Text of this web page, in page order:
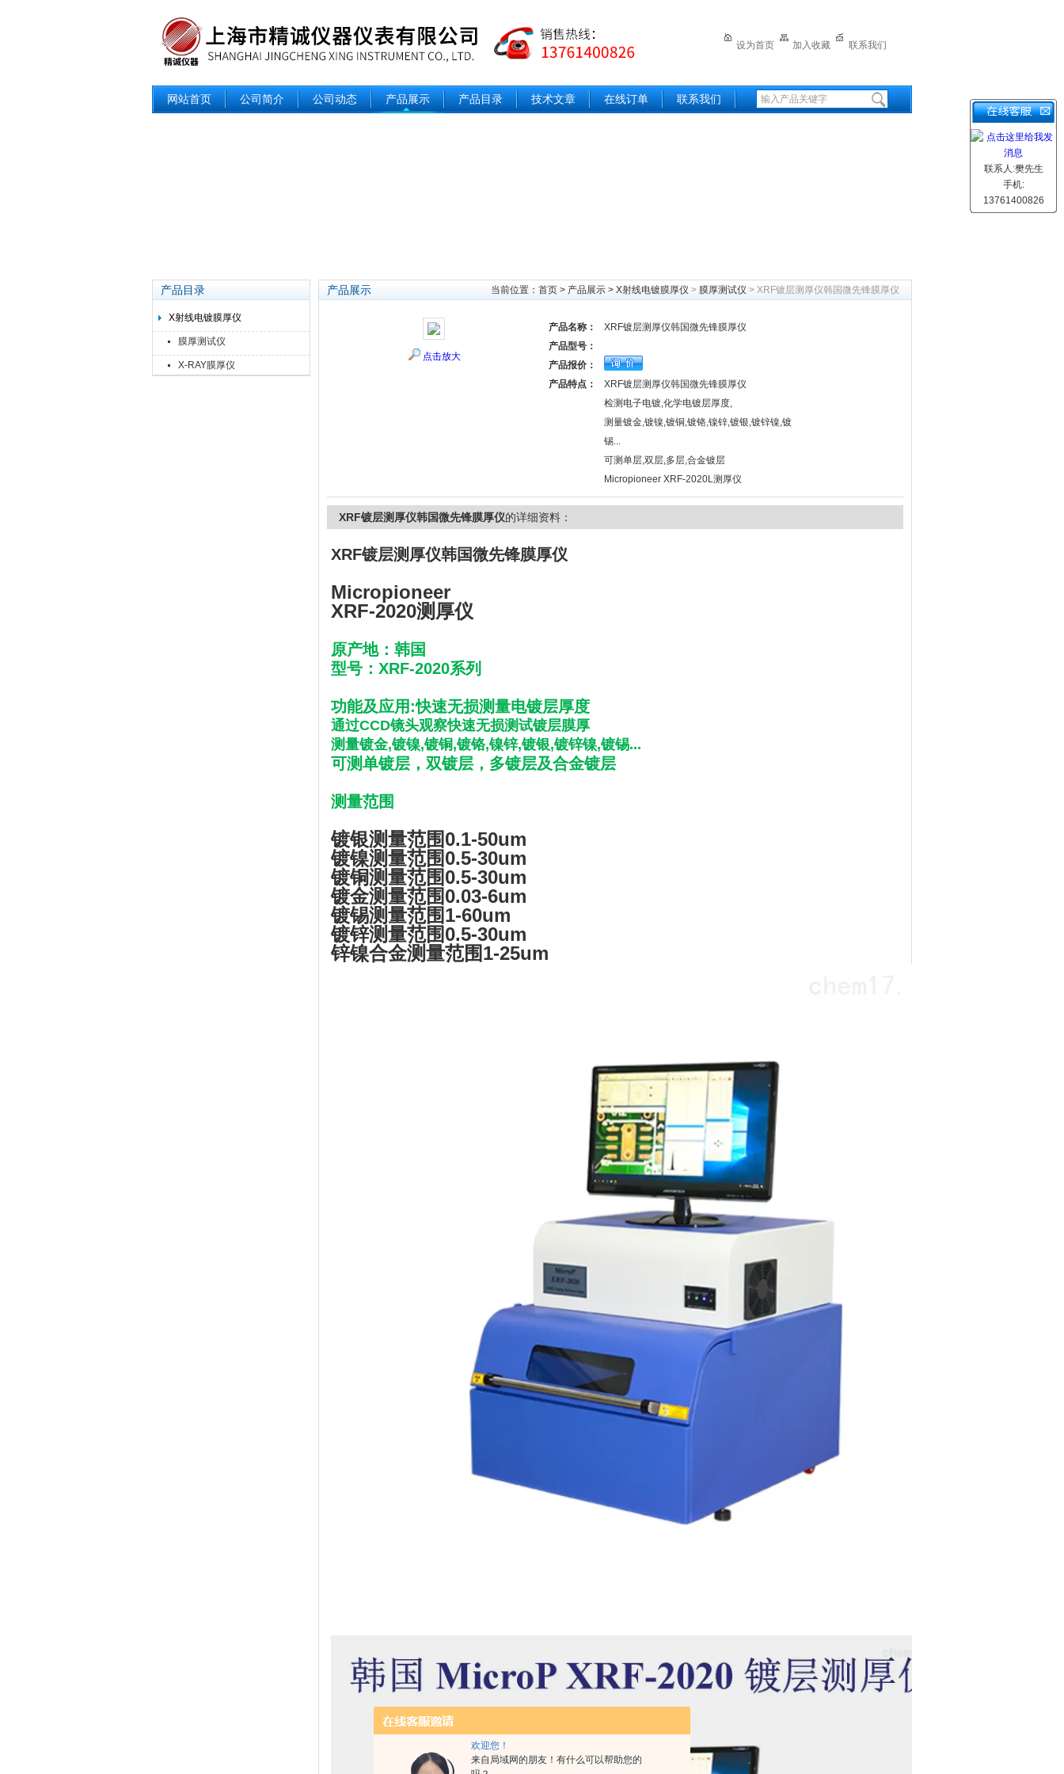
欢迎您！
来自局域网的朋友！有什么可以帮助您的
设为首页 加入收藏 联系我们
网站首页 公司简介 公司动态 产品展示 产品目录 技术文章 在线订单 联系我们
产品目录
X射线电镀膜厚仪
膜厚测试仪
X-RAY膜厚仪
产品展示 当前位置： 首页 > 产品展示 > X射线电镀膜厚仪 > 膜厚测试仪 > XRF镀层测厚仪韩国微先锋膜厚仪
点击放大
产品名称：
XRF镀层测厚仪韩国微先锋膜厚仪
产品型号：
产品报价：
产品特点：
XRF镀层测厚仪韩国微先锋膜厚仪
检测电子电镀,化学电镀层厚度,
测量镀金,镀镍,镀铜,镀铬,镍锌,镀银,镀锌镍,镀
锡...
可测单层,双层,多层,合金镀层
Micropioneer XRF-2020L测厚仪
XRF镀层测厚仪韩国微先锋膜厚仪的详细资料：
XRF镀层测厚仪韩国微先锋膜厚仪
Micropioneer
XRF-2020测厚仪
原产地：韩国
型号：XRF-2020系列
功能及应用:快速无损测量电镀层厚度
通过CCD镜头观察快速无损测试镀层膜厚
测量镀金,镀镍,镀铜,镀铬,镍锌,镀银,镀锌镍,镀锡...
可测单镀层，双镀层，多镀层及合金镀层
测量范围
镀银测量范围0.1-50um
镀镍测量范围0.5-30um
镀铜测量范围0.5-30um
镀金测量范围0.03-6um
镀锡测量范围1-60um
镀锌测量范围0.5-30um
锌镍合金测量范围1-25um
联系人:樊先生
手机:
13761400826